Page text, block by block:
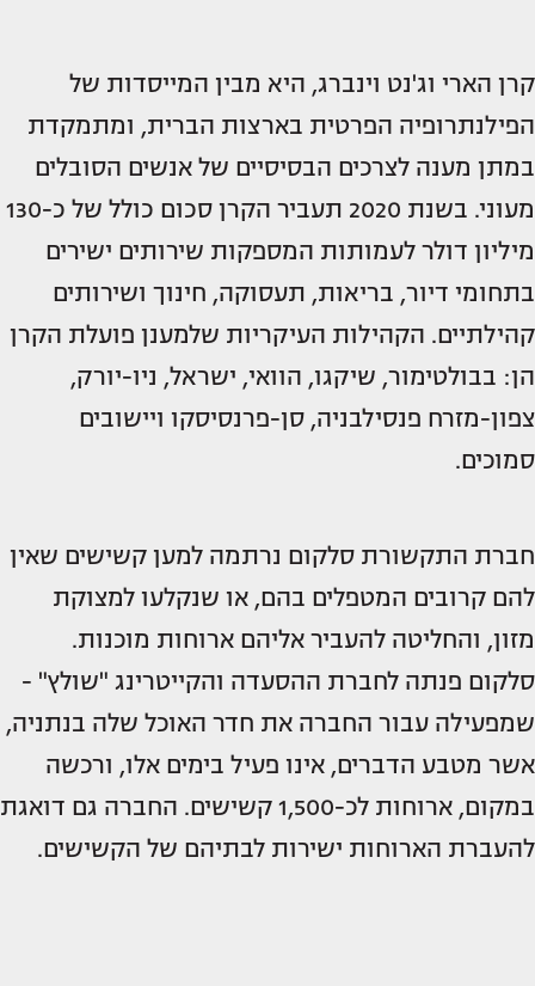
קרן הארי וג'נט וינברג, היא מבין המייסדות של
הפילנתרופיה הפרטית בארצות הברית, ומתמקדת
במתן מענה לצרכים הבסיסיים של אנשים הסובלים
מעוני. בשנת 2020 תעביר הקרן סכום כולל של כ-130
מיליון דולר לעמותות המספקות שירותים ישירים
בתחומי דיור, בריאות, תעסוקה, חינוך ושירותים
קהילתיים. הקהילות העיקריות שלמענן פועלת הקרן
הן: בבולטימור, שיקגו, הוואי, ישראל, ניו-יורק,
צפון-מזרח פנסילבניה, סן-פרנסיסקו ויישובים
סמוכים.
חברת התקשורת סלקום נרתמה למען קשישים שאין
להם קרובים המטפלים בהם, או שנקלעו למצוקת
מזון, והחליטה להעביר אליהם ארוחות מוכנות.
סלקום פנתה לחברת ההסעדה והקייטרינג "שולץ" -
שמפעילה עבור החברה את חדר האוכל שלה בנתניה,
אשר מטבע הדברים, אינו פעיל בימים אלו, ורכשה
במקום, ארוחות לכ-1,500 קשישים. החברה גם דואגת
להעברת הארוחות ישירות לבתיהם של הקשישים.